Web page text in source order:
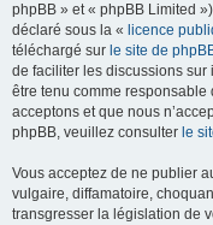
phpBB » et « phpBB Limited
déclaré sous la « licence
téléchargé sur le site de
de faciliter les discussions
être tenu comme
acceptons et que nous
phpBB, veuillez consulter le
Vous acceptez de ne publier
vulgaire, diffamatoire,
transgresser la législation de